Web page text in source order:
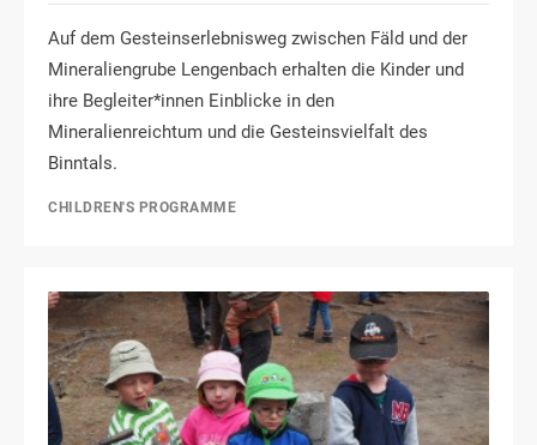
Auf dem Gesteinserlebnisweg zwischen Fäld und der
Mineraliengrube Lengenbach erhalten die Kinder und
ihre Begleiter*innen Einblicke in den
Mineralienreichtum und die Gesteinsvielfalt des
Binntals.
CHILDREN'S PROGRAMME